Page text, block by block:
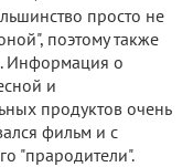
просто не
поэтому также
Информация о
и
продуктов очень
фильм и с
"прародители".